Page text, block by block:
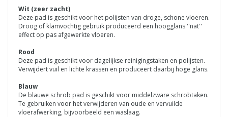
Wit (zeer zacht)
Deze pad is geschikt voor het polijsten van droge, schone vloeren.
Droog of klamvochtig gebruik produceerd een hoogglans ''nat''
effect op pas afgewerkte vloeren.
Rood
Deze pad is geschikt voor dagelijkse reinigingstaken en polijsten.
Verwijdert vuil en lichte krassen en produceert daarbij hoge glans.
Blauw
De blauwe schrob pad is geschikt voor middelzware schrobtaken.
Te gebruiken voor het verwijderen van oude en vervuilde
vloerafwerking, bijvoorbeeld een waslaag.